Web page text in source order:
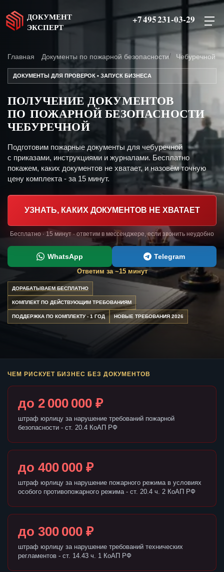
ДОКУМЕНТ
ЭКСПЕРТ
+7 495 231-03-29
Главная Документы по пожарной безопасности Чебуречной
ДОКУМЕНТЫ ДЛЯ ПРОВЕРОК • ЗАПУСК БИЗНЕСА
ПОЛУЧЕНИЕ ДОКУМЕНТОВ
ПО ПОЖАРНОЙ БЕЗОПАСНОСТИ
ЧЕБУРЕЧНОЙ
Подготовим пожарные документы для чебуречной
с приказами, инструкциями и журналами. Бесплатно
покажем, каких документов не хватает, и назовём точную
цену комплекта - за 15 минут.
УЗНАТЬ, КАКИХ ДОКУМЕНТОВ НЕ ХВАТАЕТ
Бесплатно · 15 минут · ответим в мессенджере, если звонить неудобно
WhatsApp Telegram
Ответим за ~15 минут
ДОРАБАТЫВАЕМ БЕСПЛАТНО
КОМПЛЕКТ ПО ДЕЙСТВУЮЩИМ ТРЕБОВАНИЯМ
ПОДДЕРЖКА ПО КОМПЛЕКТУ - 1 ГОД НОВЫЕ ТРЕБОВАНИЯ 2026
ЧЕМ РИСКУЕТ БИЗНЕС БЕЗ ДОКУМЕНТОВ
до 2 000 000 ₽
штраф юрлицу за нарушение требований пожарной
безопасности - ст. 20.4 КоАП РФ
до 400 000 ₽
штраф юрлицу за нарушение пожарного режима в условиях
особого противопожарного режима - ст. 20.4 ч. 2 КоАП РФ
до 300 000 ₽
штраф юрлицу за нарушение требований технических
регламентов - ст. 14.43 ч. 1 КоАП РФ